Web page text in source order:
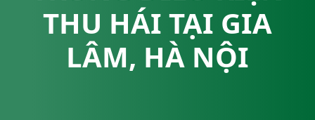
THU HÁI TẠI GIA
LÂM, HÀ NỘI